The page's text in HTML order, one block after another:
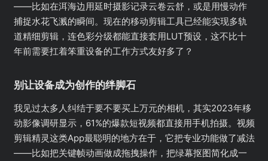
——比如在洱海边用延时摄影记录云卷云舒，或是用慢动作
捕捉水花飞溅的瞬间。现在的移动剪辑工具已经能实现多轨
道精细剪辑，连色彩分级都能直接套用LUT预设，这不比十
年前需要扛着笨重设备的工作方式友好多了？
别让设备成为创作的绊脚石
我见过太多人纠结于要不要买上万元的相机，其实2023年移
动影像调研显示，61%的爆款短视频都直接用手机拍摄。视频
剪辑精灵这类App最聪明的地方在于，它把专业功能做了减法
——比如把关键帧动画做成拖拽操作，把绿幕抠图简化成一